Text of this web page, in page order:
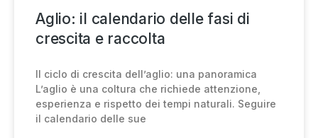
Aglio: il calendario delle fasi di
crescita e raccolta
Il ciclo di crescita dell’aglio: una panoramica
L’aglio è una coltura che richiede attenzione,
esperienza e rispetto dei tempi naturali. Seguire
il calendario delle sue